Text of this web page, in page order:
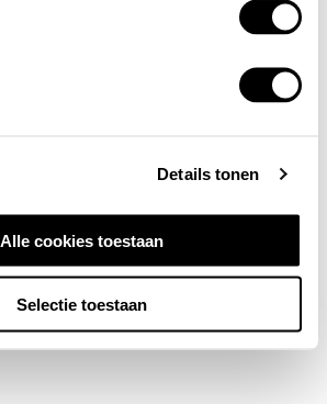
Details tonen
Alle cookies toestaan
Selectie toestaan